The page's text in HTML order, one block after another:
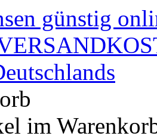
im